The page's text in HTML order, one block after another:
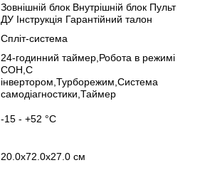
Зовнішній блок Внутрішній блок Пульт
ДУ Інструкція Гарантійний талон
Спліт-система
24-годинний таймер,Робота в режимі
СОН,C
інвертором,Турборежим,Система
самодіагностики,Таймер
-15 - +52 °С
20.0x72.0x27.0 см